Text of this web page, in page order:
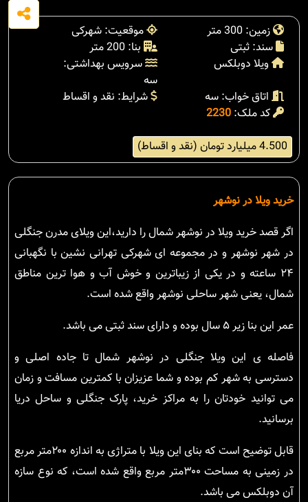
زمین: 300 متر
موقعیت: شهرکی
سند: ثبتی
بنا: 200 متر
ویلا دوبلکس
سرویس بهداشتی:
سه
اتاق خواب: سه
شرایط: نقد و اقساط
کد ملک: 2230
4.500 میلیارد تومان (نقد و اقساط)
خرید ویلا در نوشهر
اگر قصد خرید ویلا در نوشهر شمال را دارید،این ویلای مدرن جنگلی
در شهر نوشهر و در مجموعه ای شهرکی تهرانی نشین با نگهبانی
۲۴ ساعته و در یکی از زیباترین و خوش آب و هوا ترین مناطق
شمال، یعنی شهر ساحلی نوشهر واقع شده است.
عمر این بنا زیر ۵ سال بوده و دارای سند ثبتی می باشد.
فاصله ی این ویلا جنگلی در نوشهر شمال تا جاده اصلی و
دسترسی به شهر کم بوده و شما عزیزان با کمترین مسافت و زمان
می توانید خودتان را به مراکز خرید، پارک جنگلی و ساحل دریا
برسانید.
قابل توضیح است که بنای این ویلا با متراژی به اندازه ۲۰۰متر مربع
در زمینی به مساحت ۳۰۰متر مربع واقع شده است، که نوع سازه
آن دوبلکس می باشد.